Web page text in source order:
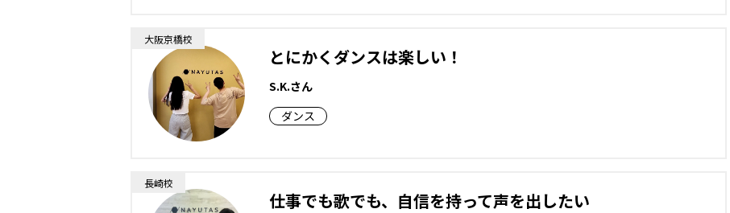
大阪京橋校
とにかくダンスは楽しい！
S.K.さん
ダンス
長崎校
仕事でも歌でも、自信を持って声を出したい